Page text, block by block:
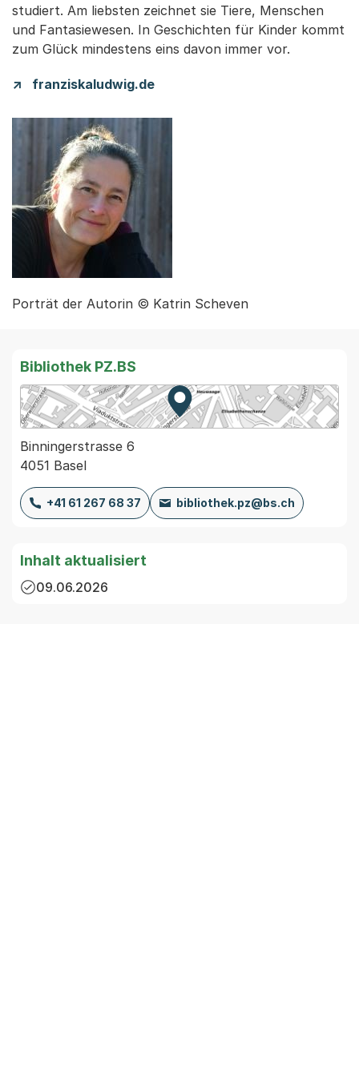
studiert. Am liebsten zeichnet sie Tiere, Menschen
und Fantasiewesen. In Geschichten für Kinder kommt
zum Glück mindestens eins davon immer vor.
franziskaludwig.de
Porträt der Autorin © Katrin Scheven
Bibliothek PZ.BS
Zur Karte von MapBS.
Externer Link, wird in einem
Binningerstrasse 6
4051 Basel
+41 61 267 68 37 bibliothek.pz@bs.ch
Inhalt aktualisiert
09.06.2026